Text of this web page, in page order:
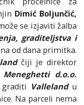
Dimić Boljunčić,
se izjaviti žalba
graditeljstva i
od dana primitka.
čiji je direktor
Meneghetti d.o.o.
Valleland u
Na parceli nema